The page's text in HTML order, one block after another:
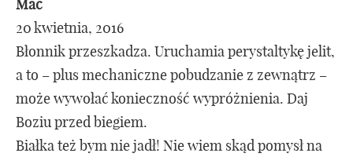
Mac
20 kwietnia, 2016
Błonnik przeszkadza. Uruchamia perystaltykę jelit,
a to – plus mechaniczne pobudzanie z zewnątrz –
może wywołać konieczność wypróżnienia. Daj
Boziu przed biegiem.
Białka też bym nie jadł! Nie wiem skąd pomysł na